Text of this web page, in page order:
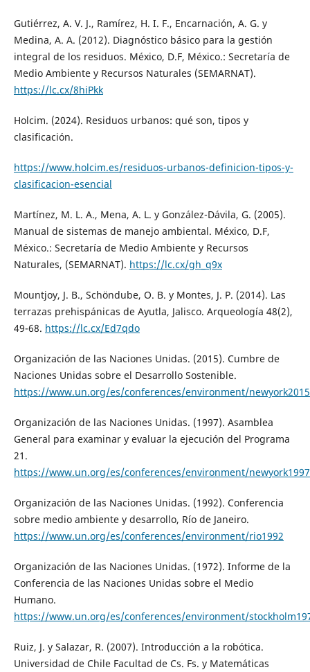
Gutiérrez, A. V. J., Ramírez, H. I. F., Encarnación, A. G. y
Medina, A. A. (2012). Diagnóstico básico para la gestión
integral de los residuos. México, D.F, México.: Secretaría de
Medio Ambiente y Recursos Naturales (SEMARNAT).
https://lc.cx/8hiPkk
Holcim. (2024). Residuos urbanos: qué son, tipos y
clasificación.
https://www.holcim.es/residuos-urbanos-definicion-tipos-y-
clasificacion-esencial
Martínez, M. L. A., Mena, A. L. y González-Dávila, G. (2005).
Manual de sistemas de manejo ambiental. México, D.F,
México.: Secretaría de Medio Ambiente y Recursos
Naturales, (SEMARNAT). https://lc.cx/gh_q9x
Mountjoy, J. B., Schöndube, O. B. y Montes, J. P. (2014). Las
terrazas prehispánicas de Ayutla, Jalisco. Arqueología 48(2),
49-68. https://lc.cx/Ed7qdo
Organización de las Naciones Unidas. (2015). Cumbre de
Naciones Unidas sobre el Desarrollo Sostenible.
https://www.un.org/es/conferences/environment/newyork2015
Organización de las Naciones Unidas. (1997). Asamblea
General para examinar y evaluar la ejecución del Programa
21.
https://www.un.org/es/conferences/environment/newyork1997
Organización de las Naciones Unidas. (1992). Conferencia
sobre medio ambiente y desarrollo, Río de Janeiro.
https://www.un.org/es/conferences/environment/rio1992
Organización de las Naciones Unidas. (1972). Informe de la
Conferencia de las Naciones Unidas sobre el Medio
Humano.
https://www.un.org/es/conferences/environment/
Ruiz, J. y Salazar, R. (2007). Introducción a la robótica.
Universidad de Chile Facultad de Cs. Fs. y Matemáticas